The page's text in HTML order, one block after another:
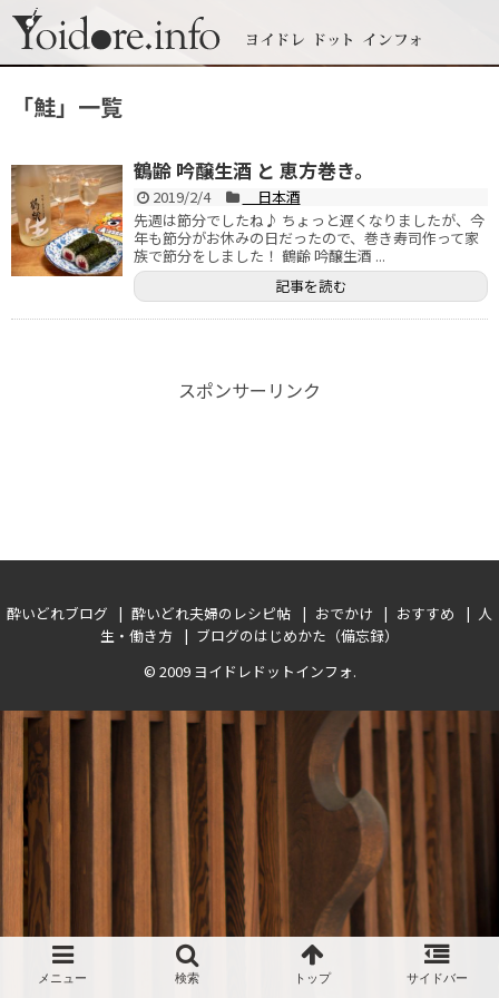
「鮭」 一覧
鶴齢 吟醸生酒 と 恵方巻き。
2019/2/4
日本酒
先週は節分でしたね♪ ちょっと遅くなりましたが、今
年も節分がお休みの日だったので、巻き寿司作って家
族で節分をしました！ 鶴齢 吟醸生酒 ...
記事を読む
スポンサーリンク
酔いどれブログ 酔いどれ夫婦のレシピ帖 おでかけ おすすめ
人
生・働き方
ブログのはじめかた（備忘録）
© 2009 ヨイドレドットインフォ.